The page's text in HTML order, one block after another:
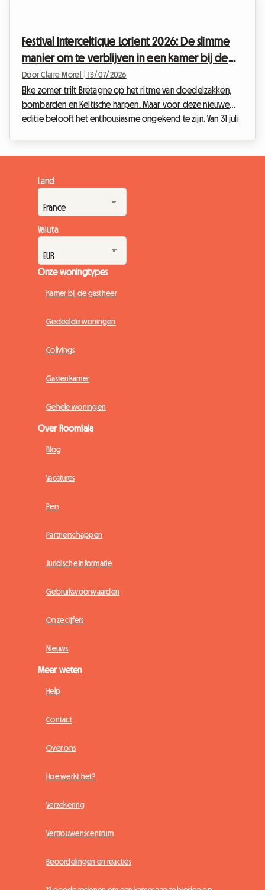
aan deze unieke viering. Deze massale toeloop ...
Festival Interceltique Lorient 2026: De slimme
manier om te verblijven in een kamer bij de
gastheer zonder een fortuin uit te geven
Door Claire Morel 13/07/2026
Elke zomer trilt Bretagne op het ritme van doedelzakken,
bombarden en Keltische harpen. Maar voor deze nieuwe
editie belooft het enthousiasme ongekend te zijn. Van 31 juli
Lorient 2026 zich op om honderdduizenden liefhebbers van
over de hele wereld te verwelkomen. Geconfronteerd met
deze massale toestroom, stelt zich voor...
Land
Valuta
Onze woningtypes
Kamer bij de gastheer
Gedeelde woningen
Colivings
Gastenkamer
Gehele woningen
Over Roomlala
Blog
Vacatures
Pers
Partnerschappen
Juridische informatie
Gebruiksvoorwaarden
Onze cijfers
Nieuws
Meer weten
Help
Contact
Over ons
Hoe werkt het?
Verzekering
Vertrouwenscentrum
Beoordelingen en reacties